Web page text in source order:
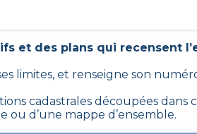
et des plans qui recensent
limites, et renseigne son
cadastrales découpées dans
ou d’une mappe d’ensemble.